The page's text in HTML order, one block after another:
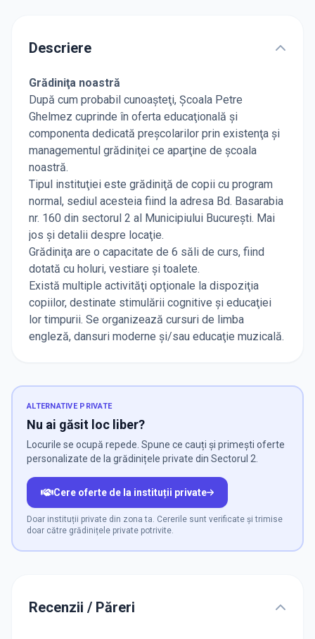
Descriere
Grădiniţa noastră
După cum probabil cunoaşteţi, Şcoala Petre
Ghelmez cuprinde în oferta educaţională şi
componenta dedicată preşcolarilor prin existenţa şi
managementul grădiniţei ce aparţine de şcoala
noastră.
Tipul instituţiei este grădiniţă de copii cu program
normal, sediul acesteia fiind la adresa Bd. Basarabia
nr. 160 din sectorul 2 al Municipiului Bucureşti. Mai
jos şi detalii despre locaţie.
Grădiniţa are o capacitate de 6 săli de curs, fiind
dotată cu holuri, vestiare şi toalete.
Există multiple activităţi opţionale la dispoziţia
copiilor, destinate stimulării cognitive şi educaţiei
lor timpurii. Se organizează cursuri de limba
engleză, dansuri moderne şi/sau educaţie muzicală.
ALTERNATIVE PRIVATE
Nu ai găsit loc liber?
Locurile se ocupă repede. Spune ce cauți și primești oferte
personalizate de la grădinițele private din Sectorul 2.
Cere oferte de la instituții private
Doar instituții private din zona ta. Cererile sunt verificate și trimise
doar către grădinițele private potrivite.
Recenzii / Păreri